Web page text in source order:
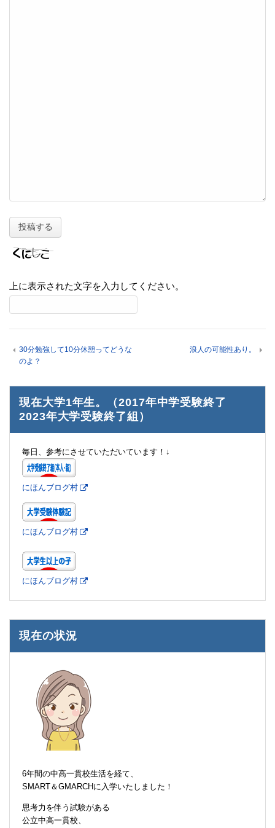
上に表示された文字を入力してください。
30分勉強して10分休憩ってどうな
のよ？
浪人の可能性あり。
現在大学1年生。（2017年中学受験終了
2023年大学受験終了組）
毎日、参考にさせていただいています！↓
にほんブログ村
にほんブログ村
にほんブログ村
現在の状況
6年間の中高一貫校生活を経て、
SMART＆GMARCHに入学いたしました！
思考力を伴う試験がある
公立中高一貫校、